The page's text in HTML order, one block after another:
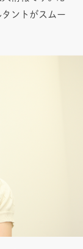
ントがスムー